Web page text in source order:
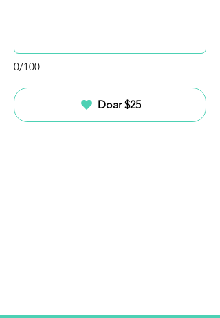
0/100
Doar $25